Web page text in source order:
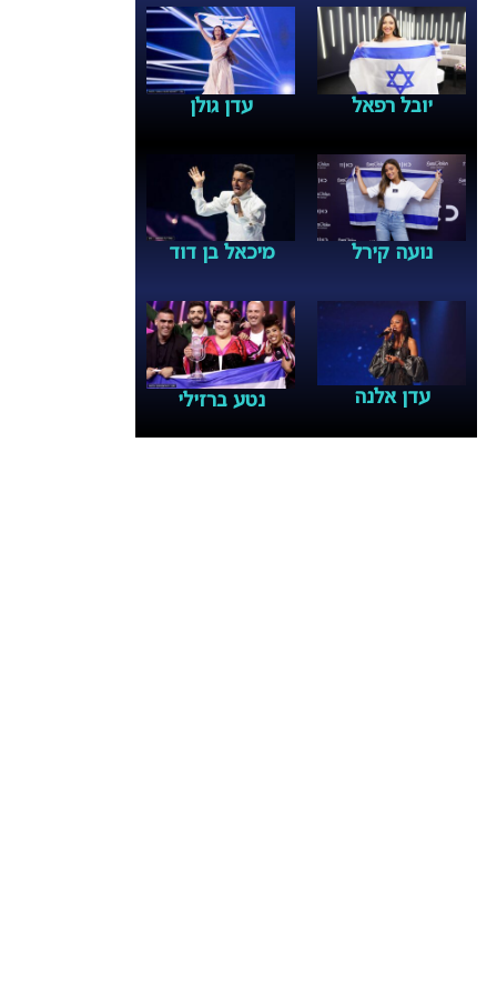
יובל רפאל עדן גולן
נועה קירל מיכאל בן דוד
עדן אלנה נטע ברזילי